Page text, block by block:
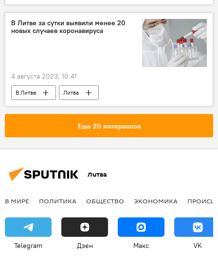
питание
ЕС
Европа
Литва
В Литве за сутки выявили менее 20
новых случаев коронавируса
4 августа 2023, 10:41
В Литве
Литва
Пандемия коронавируса в Литве и других странах
Еще 20 материалов
Литва
В МИРЕ ПОЛИТИКА ОБЩЕСТВО ЭКОНОМИКА
Telegram Дзен Макс VK